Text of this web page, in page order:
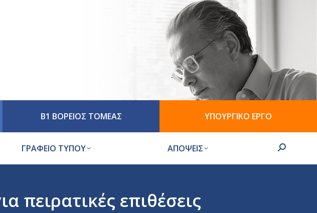
Β1 ΒΟΡΕΙΟΣ ΤΟΜΕΑΣ ΥΠΟΥΡΓΙΚΟ ΕΡΓΟ
ΓΡΑΦΕΙΟ ΤΥΠΟΥ ΑΠΟΨΕΙΣ Search:
πειρατικές επιθέσεις